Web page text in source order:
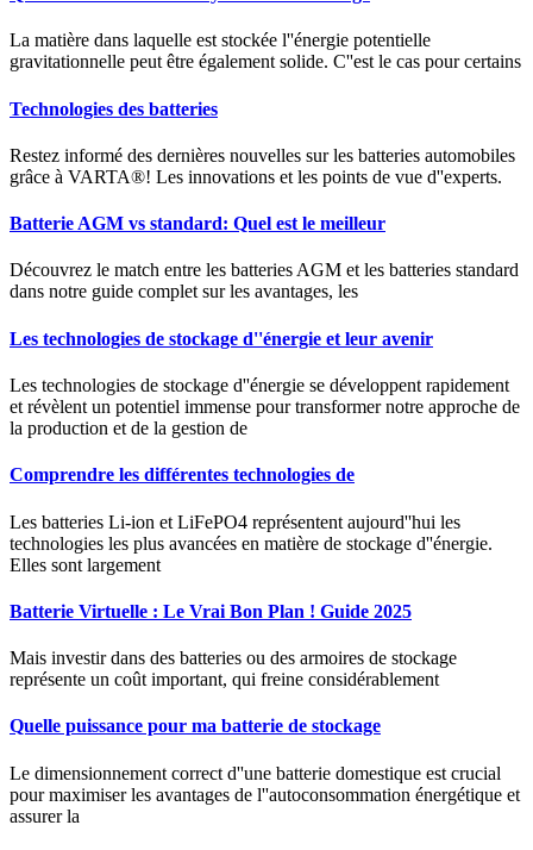
La matière dans laquelle est stockée l''énergie potentielle
gravitationnelle peut être également solide. C''est le cas pour certains
Technologies des batteries
Restez informé des dernières nouvelles sur les batteries automobiles
grâce à VARTA®! Les innovations et les points de vue d''experts.
Batterie AGM vs standard: Quel est le meilleur
Découvrez le match entre les batteries AGM et les batteries standard
dans notre guide complet sur les avantages, les
Les technologies de stockage d''énergie et leur avenir
Les technologies de stockage d''énergie se développent rapidement
et révèlent un potentiel immense pour transformer notre approche de
la production et de la gestion de
Comprendre les différentes technologies de
Les batteries Li-ion et LiFePO4 représentent aujourd''hui les
technologies les plus avancées en matière de stockage d''énergie.
Elles sont largement
Batterie Virtuelle : Le Vrai Bon Plan ! Guide 2025
Mais investir dans des batteries ou des armoires de stockage
représente un coût important, qui freine considérablement
Quelle puissance pour ma batterie de stockage
Le dimensionnement correct d''une batterie domestique est crucial
pour maximiser les avantages de l''autoconsommation énergétique et
assurer la